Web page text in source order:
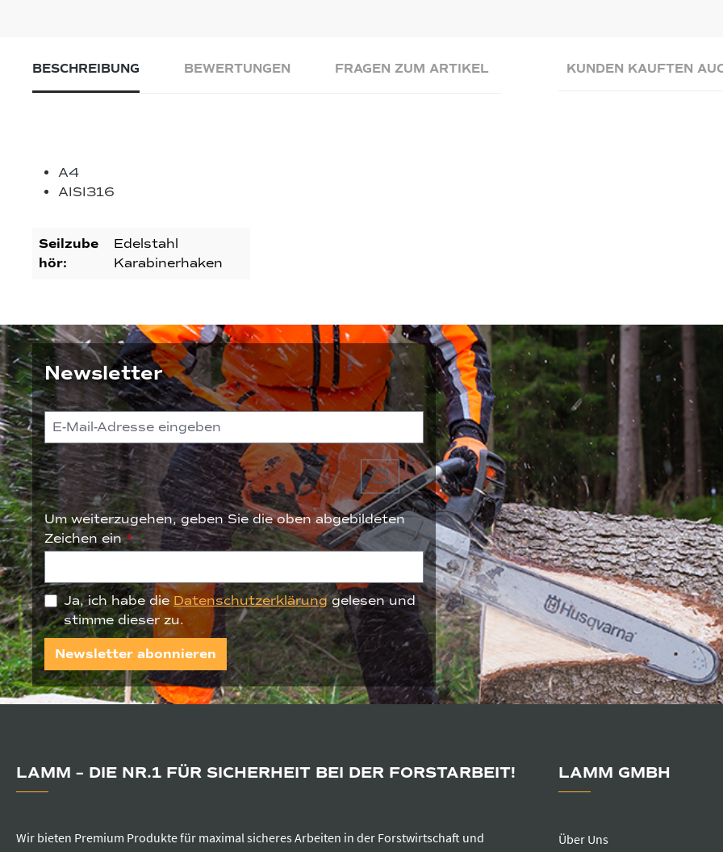
BESCHREIBUNG BEWERTUNGEN FRAGEN ZUM ARTIKEL
A4
AISI316
Seilzube
hör:
Edelstahl
Karabinerhaken
KUNDEN KAUFTEN
Newsletter
Um weiterzugehen, geben Sie die oben abgebildeten
Zeichen ein*
Ja, ich habe dieDatenschutzerklärunggelesen und
stimme dieser zu.
Newsletter abonnieren
LAMM – DIE NR.1 FÜR SICHERHEIT BEI DER FORSTARBEIT!
Wir bieten Premium Produkte für maximal sicheres Arbeiten in der Forstwirtschaft und
LAMM GMBH
Über Uns